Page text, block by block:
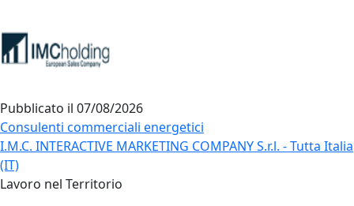
Pubblicato il 07/08/2026
Consulenti commerciali energetici
I.M.C. INTERACTIVE MARKETING COMPANY S.r.l. - Tutta Italia
(IT)
Lavoro nel Territorio